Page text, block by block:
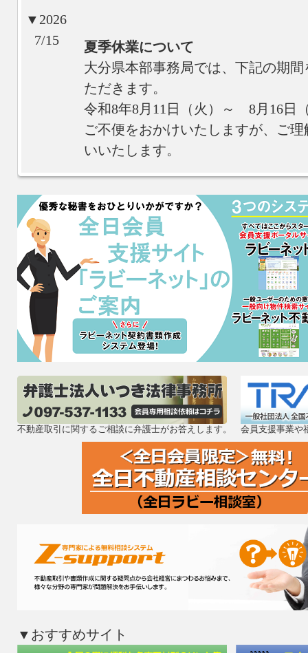
▼2026
7/15
夏季休業について
大分県本部事務局では、下記の期
ただきます。
令和8年8月11日（火）～ 8月16日
ご不便をおかけいたしますが、ご
いいたします。
5/12 【国土交通省】地域価値共創シン
報道発表資料はこちら
～第4回不動産業アワード表彰式と
催～
・記者発表資料.pdf
・別紙1.pdf
・別紙2.pdf
（１）日時：令和8年6月18日（木）
（２）場所：東京ミッドタウン八
イベントスペース
（東京都中央区八重洲2-2-1）※
（３）プログラム
・第1部：第4回 地域価値を共創
ド表彰式
・第2部：地域価値共創プラッ
ント～
【参加・申込について】
本シンポジウムは事前申込制とな
ださい。
不動産取引に関するご相談に弁護士がお答えします。 会員支援事業や
▼おすすめサイト